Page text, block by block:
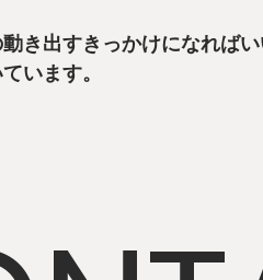
き出すきっかけになればい
います。